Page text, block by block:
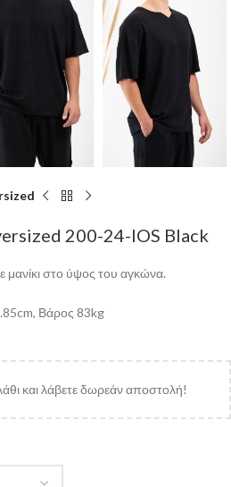
200-24-IOS Black
στο ύψος του αγκώνα.
Βάρος 83kg
και λάβετε δωρεάν αποστολή!